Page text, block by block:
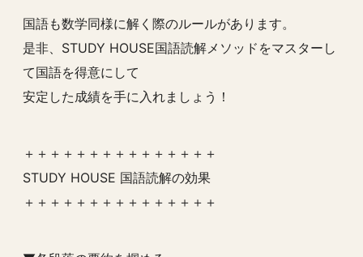
国語も数学同様に解く際のルールがあります。
是非、STUDY HOUSE国語読解メソッドをマスターし
て国語を得意にして
安定した成績を手に入れましょう！
＋＋＋＋＋＋＋＋＋＋＋＋＋＋＋
STUDY HOUSE 国語読解の効果
＋＋＋＋＋＋＋＋＋＋＋＋＋＋＋